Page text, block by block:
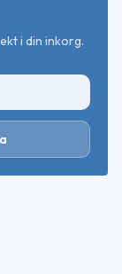
i din inkorg.